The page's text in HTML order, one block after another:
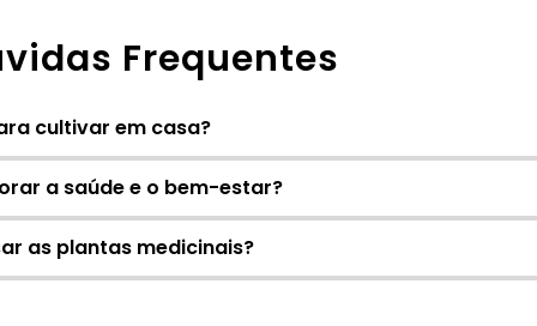
Frequentes
cultivar em casa?
a saúde e o bem-estar?
as plantas medicinais?